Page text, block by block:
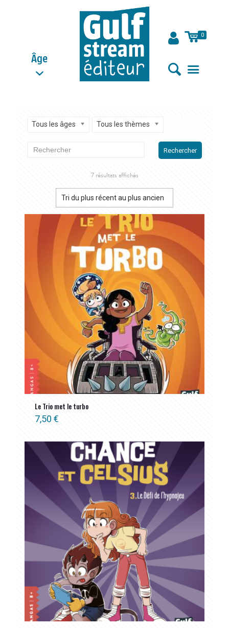
Âge
0
Tous les âges Tous les thèmes
Rechercher
7 résultats affichésTrié
plus
au
plus
ancien
Le Trio met le turbo
7,50 €